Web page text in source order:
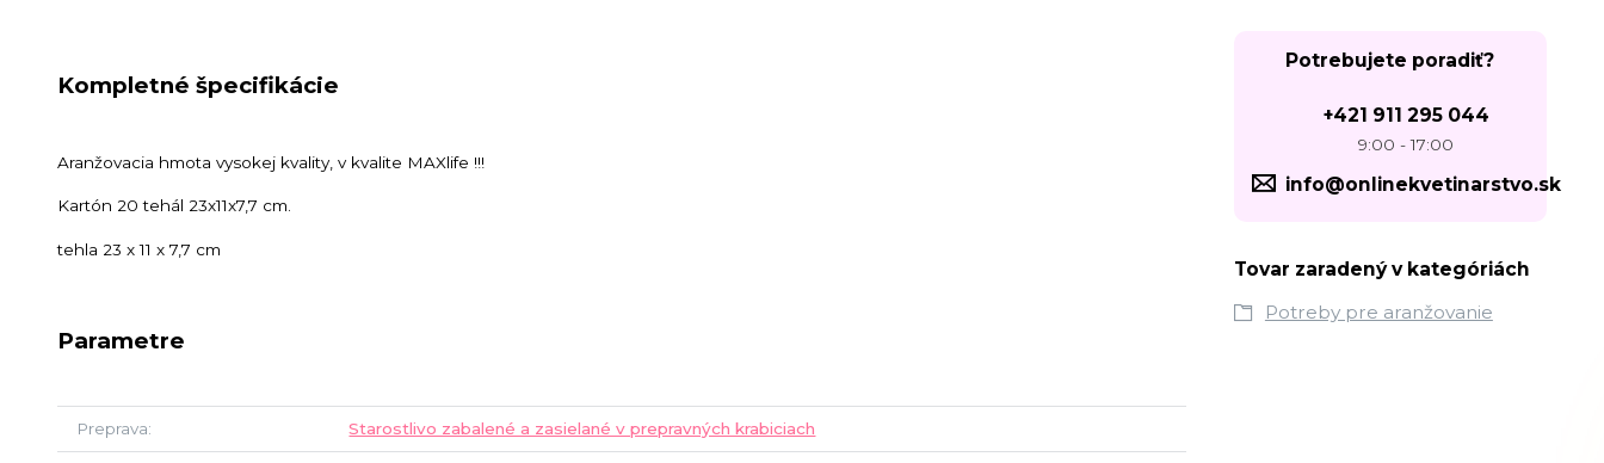
Kompletné špecifikácie
Aranžovacia hmota vysokej kvality, v kvalite MAXlife !!!
Kartón 20 tehál 23x11x7,7 cm.
tehla 23 x 11 x 7,7 cm
Parametre
Preprava Starostlivo zabalené a zasielané v prepravných krabiciach
Potrebujete poradiť?
+421 911 295 044
9:00 - 17:00
info@onlinekvetinarstvo.sk
Tovar zaradený v kategóriách
Potreby pre aranžovanie